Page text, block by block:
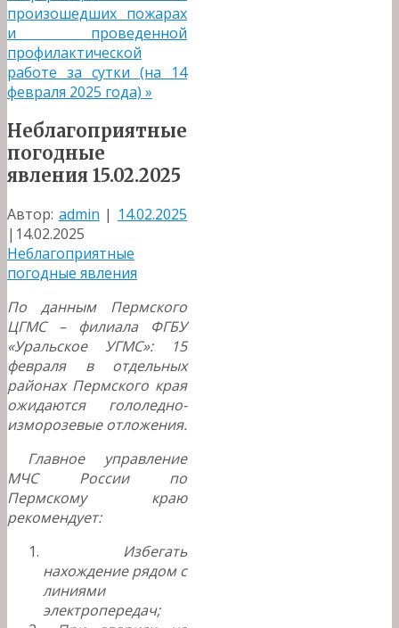
произошедших пожарах
и проведенной
профилактической
работе за сутки (на 14
февраля 2025 года) »
Неблагоприятные
погодные
явления 15.02.2025
Автор: admin | 14.02.2025
| 14.02.2025
Неблагоприятные
погодные явления
По данным Пермского
ЦГМС – филиала ФГБУ
«Уральское УГМС»:
15
февраля в отдельных
районах Пермского края
ожидаются гололедно-
изморозевые отложения.
Главное управление
МЧС России по
Пермскому краю
рекомендует:
Избегать
нахождение рядом с
линиями
электропередач;